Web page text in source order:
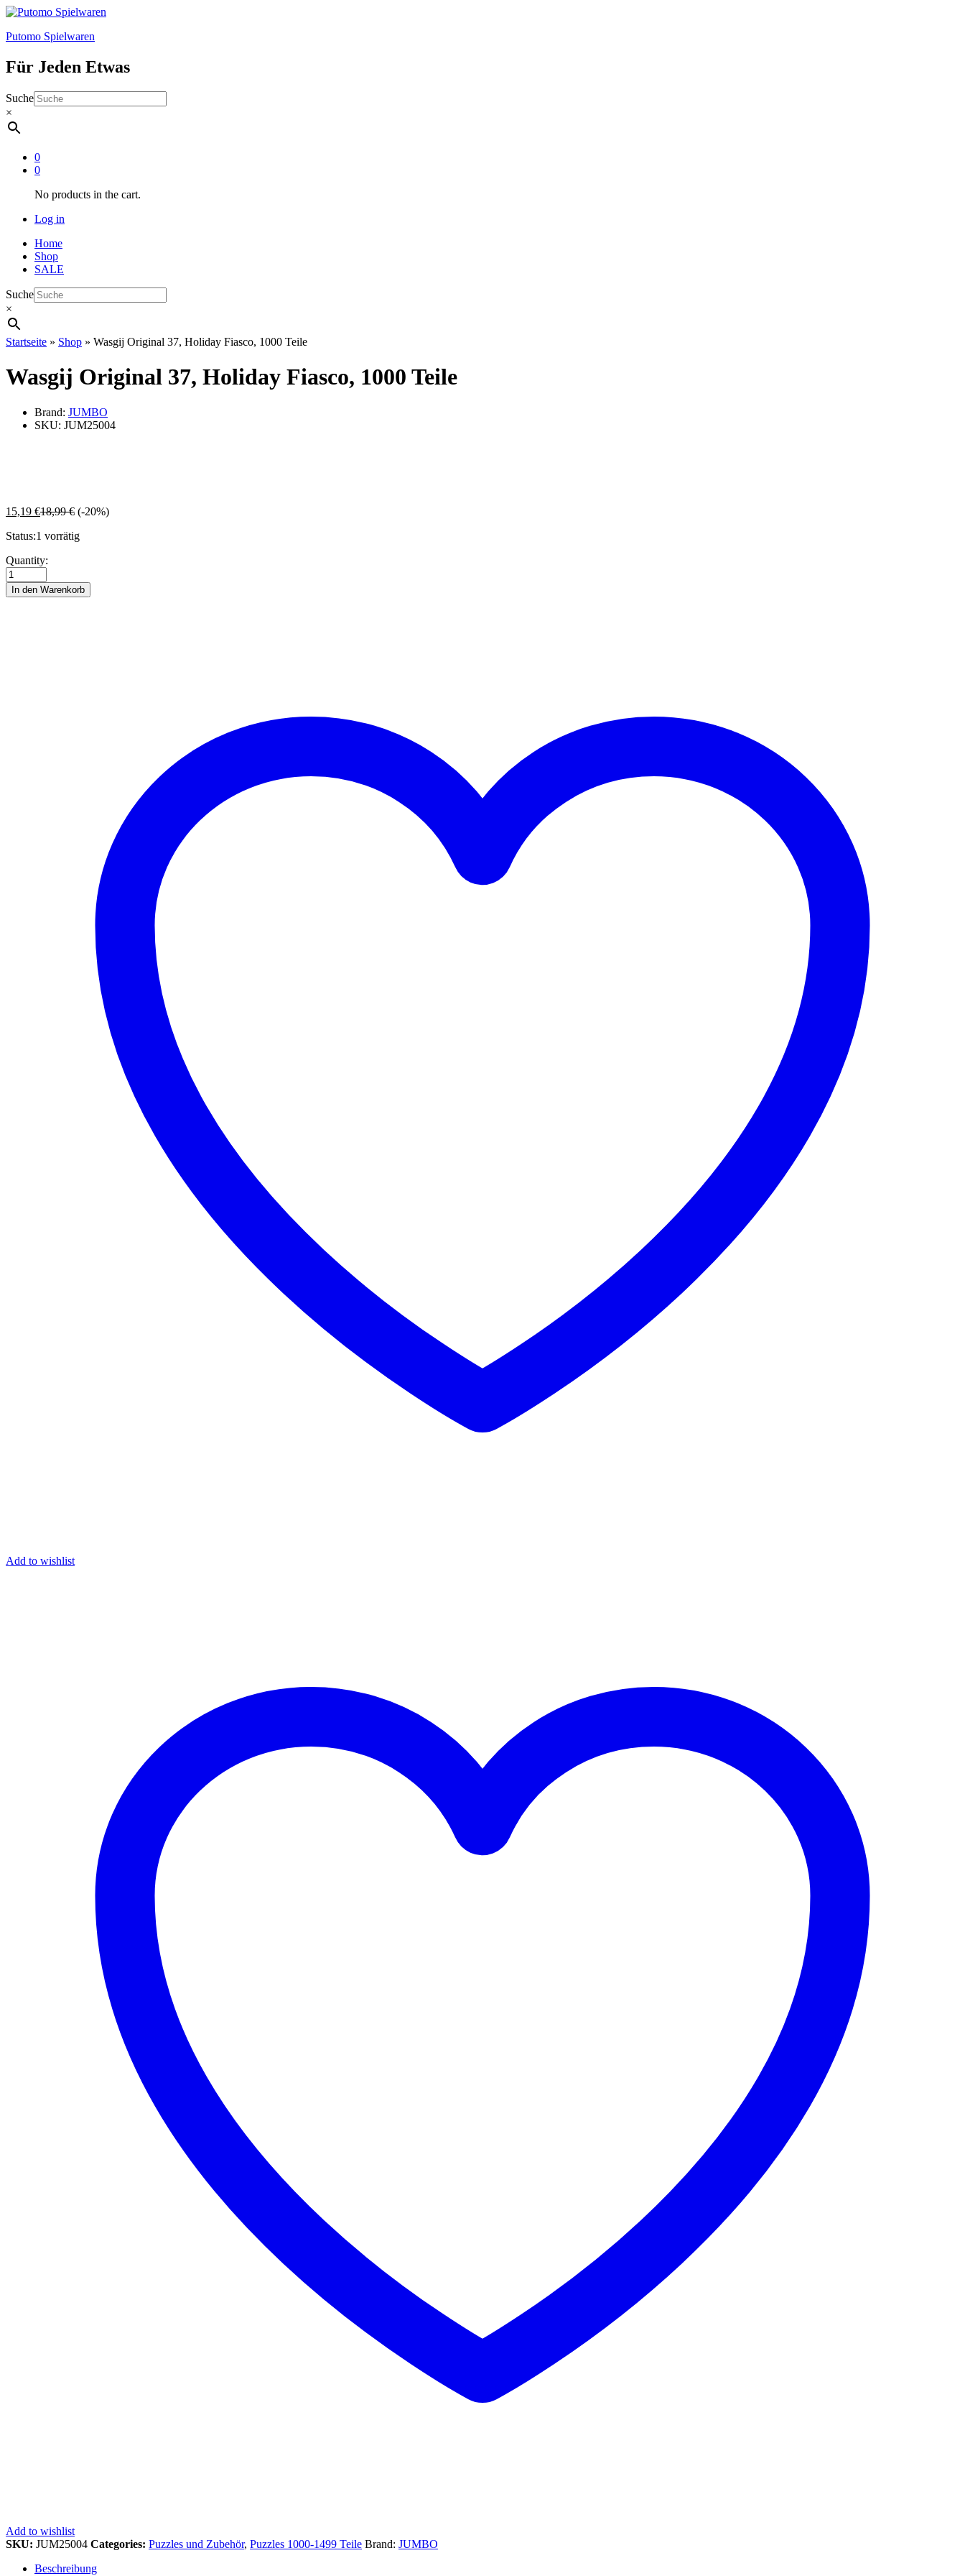
Putomo Spielwaren
Für Jeden Etwas
Suche
×
0
0
No products in the cart.
Log in
Home
Shop
SALE
Suche
×
Startseite » Shop » Wasgij Original 37, Holiday Fiasco, 1000 Teile
Wasgij Original 37, Holiday Fiasco, 1000 Teile
Brand: JUMBO
SKU: JUM25004
15,19 €18,99€ (-20%)
Status:1 vorrätig
Wasgij
Original
37,
Holiday
Quantity:
In den Warenkorb
Add to wishlist
Add to wishlist
SKU: JUM25004 Categories: Puzzles und Zubehör, Puzzles 1000-1499 Teile Brand: JUMBO
Beschreibung